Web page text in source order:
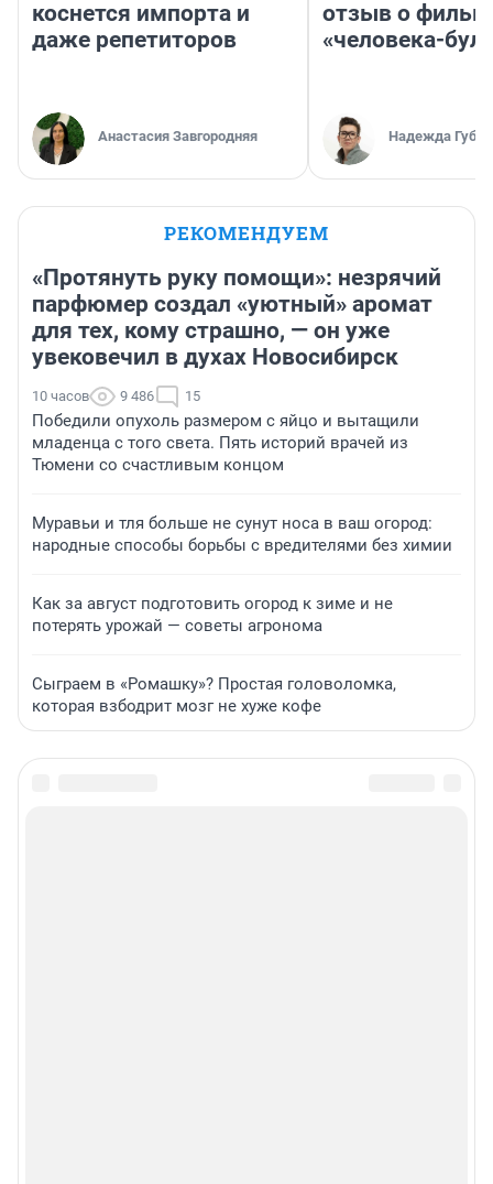
коснется импорта и
даже репетиторов
Анастасия Завгородняя
отзыв о
«человека-
Надежда
РЕКОМЕНДУЕМ
«Протянуть руку помощи»: незрячий
парфюмер создал «уютный» аромат
для тех, кому страшно, — он уже
увековечил в духах Новосибирск
10 часов 9 486 15
Победили опухоль размером с яйцо и вытащили
младенца с того света. Пять историй врачей из
Тюмени со счастливым концом
Муравьи и тля больше не сунут носа в ваш огород:
народные способы борьбы с вредителями без химии
Как за август подготовить огород к зиме и не
потерять урожай — советы агронома
Сыграем в «Ромашку»? Простая головоломка,
которая взбодрит мозг не хуже кофе